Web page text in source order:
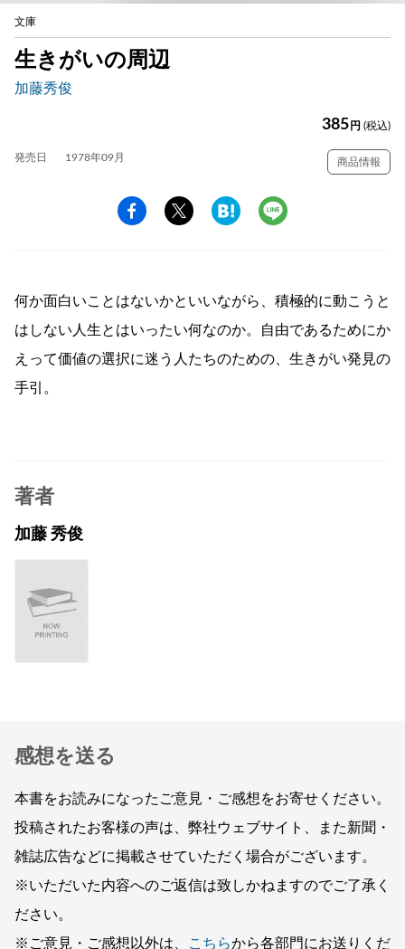
文庫
生きがいの周辺
加藤秀俊
385 円 (税込)
発売日 1978年09月 商品情報
何か面白いことはないかといいながら、積極的に動こうと
はしない人生とはいったい何なのか。自由であるためにか
えって価値の選択に迷う人たちのための、生きがい発見の
手引。
著者
加藤 秀俊
感想を送る
本書をお読みになったご意見・ご感想をお寄せください。
投稿されたお客様の声は、弊社ウェブサイト、また新聞・
雑誌広告などに掲載させていただく場合がございます。
※いただいた内容へのご返信は致しかねますのでご了承く
ださい。
※ご意見・ご感想以外は、
こちらから各部門にお送りくだ